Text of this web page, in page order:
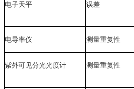
电子天平 误差
电导率仪 测量重复性
紫外可见分光光度计 测量重复性